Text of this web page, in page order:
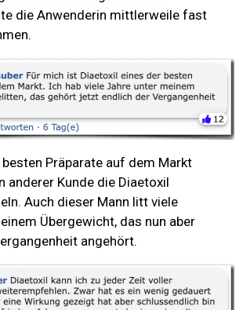
die Anwenderin mittlerweile fast
Präparate auf dem Markt
anderer Kunde die Diaetoxil
Auch dieser Mann litt viele
Übergewicht, das nun aber
angehört.